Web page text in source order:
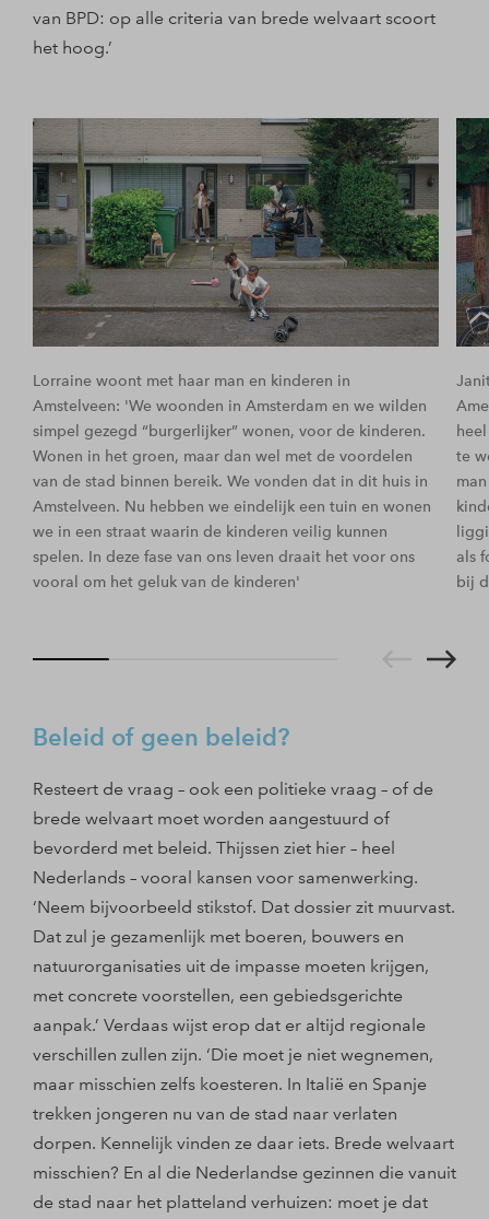
van BPD: op alle criteria van brede welvaart scoort
het hoog.’
Lorraine woont met haar man en kinderen in
Amstelveen: 'We woonden in Amsterdam en we wilden
simpel gezegd “burgerlijker” wonen, voor de kinderen.
Wonen in het groen, maar dan wel met de voordelen
van de stad binnen bereik. We vonden dat in dit huis in
Amstelveen. Nu hebben we eindelijk een tuin en wonen
we in een straat waarin de kinderen veilig kunnen
spelen. In deze fase van ons leven draait het voor ons
vooral om het geluk van de kinderen'
te
als
bij
Beleid of geen beleid?
Resteert de vraag – ook een politieke vraag – of de
brede welvaart moet worden aangestuurd of
bevorderd met beleid. Thijssen ziet hier – heel
Nederlands – vooral kansen voor samenwerking.
‘Neem bijvoorbeeld stikstof. Dat dossier zit muurvast.
Dat zul je gezamenlijk met boeren, bouwers en
natuurorganisaties uit de impasse moeten krijgen,
met concrete voorstellen, een gebiedsgerichte
aanpak.’ Verdaas wijst erop dat er altijd regionale
verschillen zullen zijn. ‘Die moet je niet wegnemen,
maar misschien zelfs koesteren. In Italië en Spanje
trekken jongeren nu van de stad naar verlaten
dorpen. Kennelijk vinden ze daar iets. Brede welvaart
misschien? En al die Nederlandse gezinnen die vanuit
de stad naar het platteland verhuizen: moet je dat